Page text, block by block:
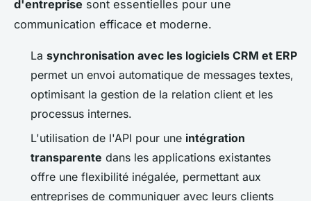
d'entreprise sont essentielles pour une
communication efficace et moderne.
La synchronisation avec les logiciels CRM et ERP
permet un envoi automatique de messages textes,
optimisant la gestion de la relation client et les
processus internes.
L'utilisation de l'API pour une intégration
transparente dans les applications existantes
offre une flexibilité inégalée, permettant aux
entreprises de communiquer avec leurs clients